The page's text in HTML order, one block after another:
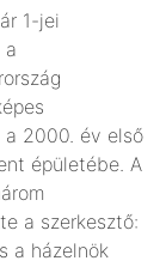
1-jei
a
2000. év első
épületébe. A
a szerkesztő:
a házelnök